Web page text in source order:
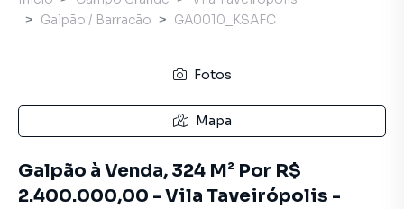
Galpão / Barracão
GA0010_KSAFC
Fotos
Mapa
Galpão à Venda, 324 M² Por R$
2.400.000,00 - Vila Taveirópolis -